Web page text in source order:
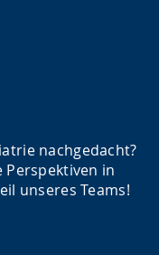
nachgedacht?
in
unseres Teams!